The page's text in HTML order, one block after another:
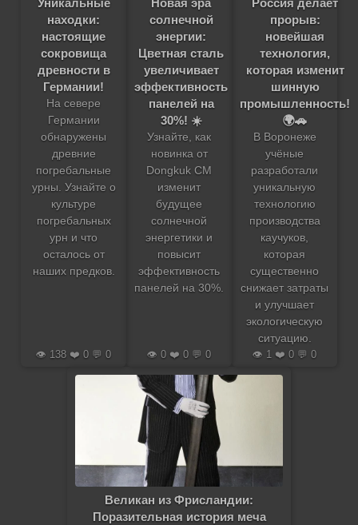
находки:
настоящие
сокровища
древности в
Германии!
На севере
Германии
обнаружены
древние
погребальные
урны. Узнайте о
культуре
погребальных
урн и что
осталось от
наших предков.
👁️ 138 ❤️ 0 💬 0
солнечной
энергии:
Цветная сталь
увеличивает
эффективность
панелей на
30%! ☀️
Узнайте, как
новинка от
Dongkuk CM
изменит
будущее
солнечной
энергетики и
повысит
эффективность
панелей на 30%.
👁️ 0 ❤️ 0 💬 0
прорыв:
новейшая
технология,
которая изменит
шинную
промышленность!
🌍🚗
В Воронеже
учёные
разработали
уникальную
технологию
производства
каучуков,
которая
существенно
снижает затраты
и улучшает
экологическую
ситуацию.
👁️ 1 ❤️ 0 💬 0
Великан из Фрисландии:
Поразительная история меча